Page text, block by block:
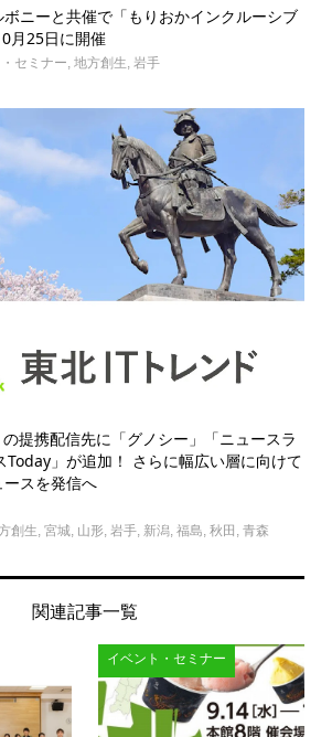
ニーと共催で「もりおかインクルーシブ
月25日に開催
セミナー 地方創生 岩手
の提携配信先に「グノシー」「ニュースラ
Today」が追加！ さらに幅広い層に向けて
スを発信へ
創生, 宮城, 山形, 岩手, 新潟, 福島, 秋田 , 青森
関連記事一覧
イベント・セミナー